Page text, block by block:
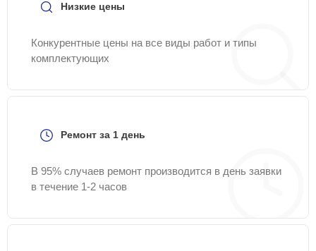
Низкие цены
Конкурентные цены на все виды работ и типы
комплектующих
Ремонт за 1 день
В 95% случаев ремонт производится в день заявки
в течение 1-2 часов